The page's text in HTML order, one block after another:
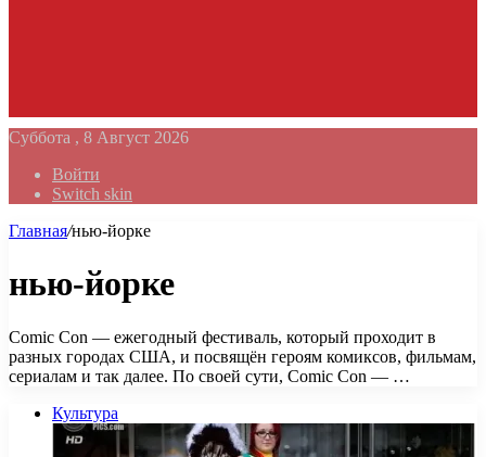
Суббота , 8 Август 2026
Войти
Switch skin
Главная/нью-йорке
нью-йорке
Comic Con — ежегодный фестиваль, который проходит в
разных городах США, и посвящён героям комиксов, фильмам,
сериалам и так далее. По своей сути, Comic Con — …
Культура